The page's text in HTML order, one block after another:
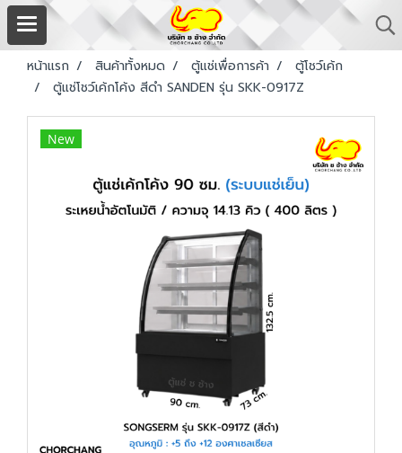
หน้าแรก สินค้าทั้งหมด ตู้แช่เพื่อการค้า
ตู้โชว์เค้ก
ตู้แช่โชว์เค้กโค้ง สีดำ SANDEN รุ่น SKK-0917Z
New